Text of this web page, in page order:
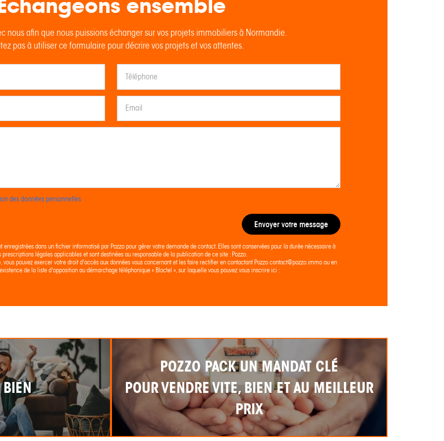
ensemble
nous afin que nous puissions échanger sur vos projets immobiliers à Normandie.
pas à utiliser ce formulaire pour décrire vos projets et vos attentes.
des données personnelles
Envoyer votre message
dans un fichier informatisé par Pozzo pour gérer votre demande de contact. Elles sont conservées pour la durée nécessaire à
légales applicables et sont destinées au responsable de la publication de ce site : Pozzo.
pouvez exercer votre droit d'accès aux données vous concernant et les faire rectifier en contactant Pozzo contact@pozzo.immo ou en
de la liste d'opposition au démarchage téléphonique « Bloctel », sur laquelle vous pouvez vous inscrire ici :
POZZO PACK UN MANDAT CLÉ
POUR VENDRE VITE, BIEN ET AU MEILLEUR
PRIX